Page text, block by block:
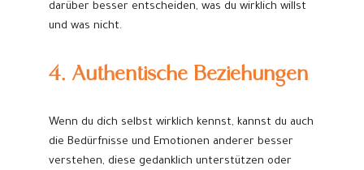
darüber besser entscheiden, was du wirklich willst
und was nicht.
4. Authentische Beziehungen
Wenn du dich selbst wirklich kennst, kannst du auch
die Bedürfnisse und Emotionen anderer besser
verstehen, diese gedanklich unterstützen oder